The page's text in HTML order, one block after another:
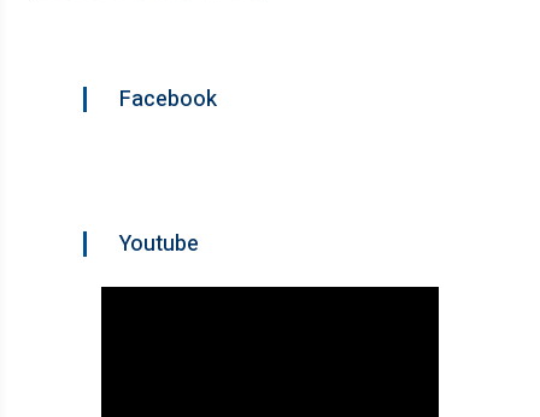
Facebook
Youtube